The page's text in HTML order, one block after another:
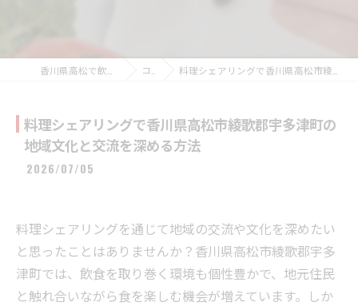
コラム 料理シェアリングで香川県高松市綾歌郡宇多津町の地域文化と交流を深める方法
料理シェアリングで香川県高松市綾歌郡宇多津町の
地域文化と交流を深める方法
2026/07/05
料理シェアリングを通じて地域の交流や文化を深めたい
と思ったことはありませんか？香川県高松市綾歌郡宇多
津町では、飲食を取り巻く環境も個性豊かで、地元住民
と触れ合いながら食を楽しむ機会が増えています。しか